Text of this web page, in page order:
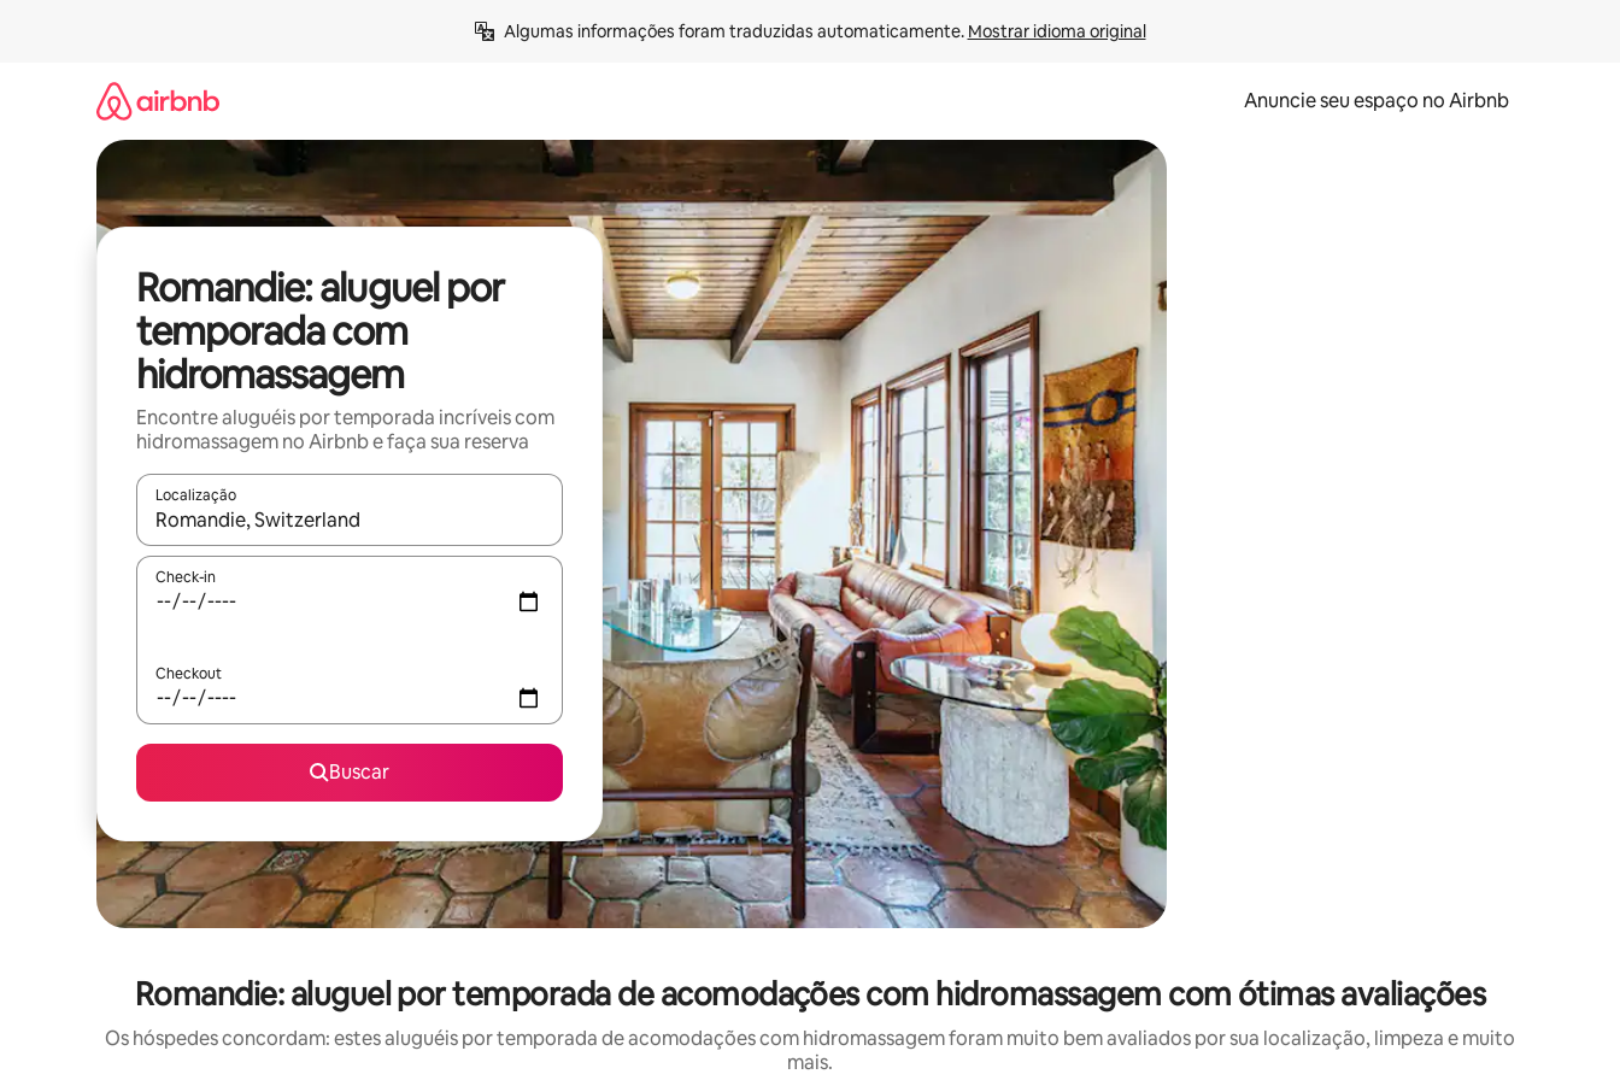
Algumas informações foram traduzidas automaticamente. Mostrar idioma original
Anuncie seu espaço no Airbnb
Romandie: aluguel por
temporada com
hidromassagem
Encontre aluguéis por temporada incríveis com
hidromassagem no Airbnb e faça sua reserva
Localização
Quando os resultados estiverem disponíveis, explore-os usando as seta para cima e para baixo do teclado ou tocando e deslizando o dedo na tela.
Check-in
Checkout
Buscar
Romandie: aluguel por temporada de acomodações com hidromassagem com ótimas avaliações
Os hóspedes concordam: estes aluguéis por temporada de acomodações com hidromassagem foram muito bem avaliados por sua localização, limpeza e muito
mais.